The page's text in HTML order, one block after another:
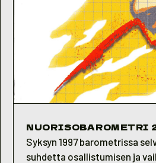
NUORISOBAROMETRI
Syksyn 1997 barometrissa
suhdetta osallistumisen ja